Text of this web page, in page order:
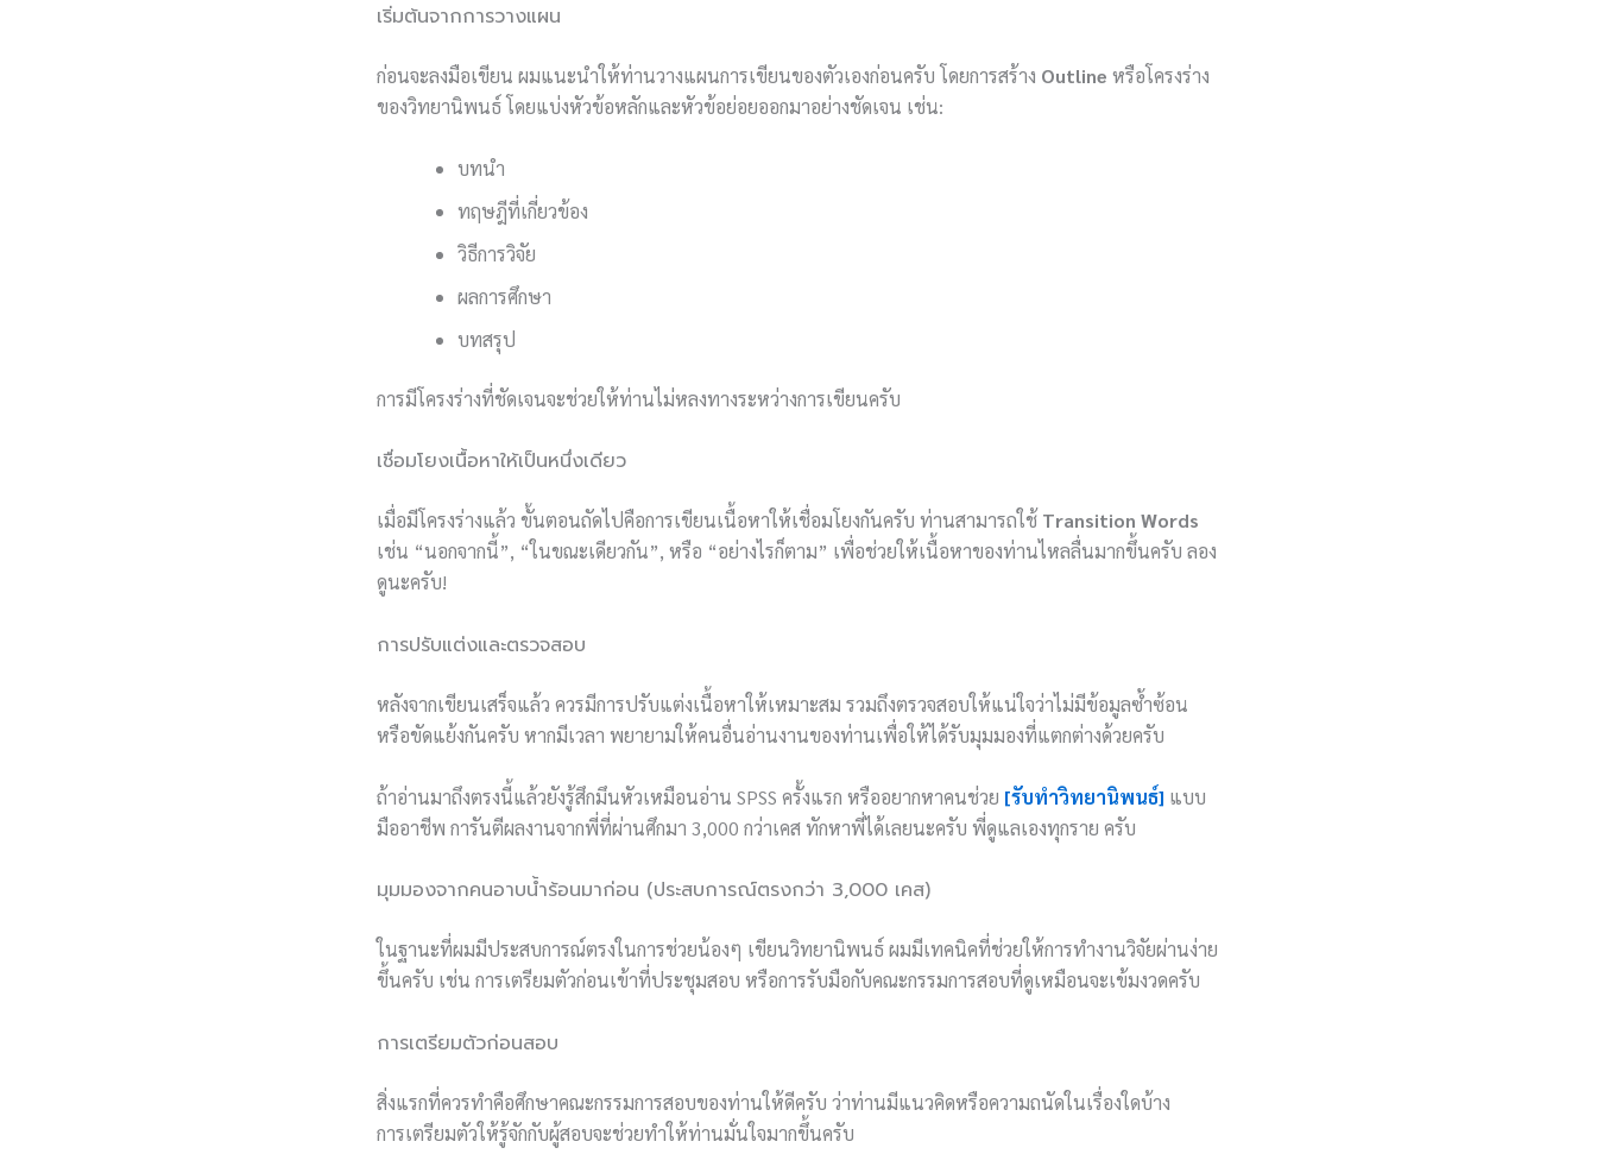
เริ่มต้นจากการวางแผน
ก่อนจะลงมือเขียน ผมแนะนำให้ท่านวางแผนการเขียนของตัวเองก่อนครับ โดยการสร้าง Outline หรือโครงร่าง
ของวิทยานิพนธ์ โดยแบ่งหัวข้อหลักและหัวข้อย่อยออกมาอย่างชัดเจน เช่น:
บทนำ
ทฤษฎีที่เกี่ยวข้อง
วิธีการวิจัย
ผลการศึกษา
บทสรุป
การมีโครงร่างที่ชัดเจนจะช่วยให้ท่านไม่หลงทางระหว่างการเขียนครับ
เชื่อมโยงเนื้อหาให้เป็นหนึ่งเดียว
เมื่อมีโครงร่างแล้ว ขั้นตอนถัดไปคือการเขียนเนื้อหาให้เชื่อมโยงกันครับ ท่านสามารถใช้ Transition Words
เช่น “นอกจากนี้”, “ในขณะเดียวกัน”, หรือ “อย่างไรก็ตาม” เพื่อช่วยให้เนื้อหาของท่านไหลลื่นมากขึ้นครับ ลอง
ดูนะครับ!
การปรับแต่งและตรวจสอบ
หลังจากเขียนเสร็จแล้ว ควรมีการปรับแต่งเนื้อหาให้เหมาะสม รวมถึงตรวจสอบให้แน่ใจว่าไม่มีข้อมูลซ้ำซ้อน
หรือขัดแย้งกันครับ หากมีเวลา พยายามให้คนอื่นอ่านงานของท่านเพื่อให้ได้รับมุมมองที่แตกต่างด้วยครับ
ถ้าอ่านมาถึงตรงนี้แล้วยังรู้สึกมึนหัวเหมือนอ่าน SPSS ครั้งแรก หรืออยากหาคนช่วย [รับทำวิทยานิพนธ์] แบบ
มืออาชีพ การันตีผลงานจากพี่ที่ผ่านศึกมา 3,000 กว่าเคส ทักหาพี่ได้เลยนะครับ พี่ดูแลเองทุกราย ครับ
มุมมองจากคนอาบน้ำร้อนมาก่อน (ประสบการณ์ตรงกว่า 3,000 เคส)
ในฐานะที่ผมมีประสบการณ์ตรงในการช่วยน้องๆ เขียนวิทยานิพนธ์ ผมมีเทคนิคที่ช่วยให้การทำงานวิจัยผ่านง่าย
ขึ้นครับ เช่น การเตรียมตัวก่อนเข้าที่ประชุมสอบ หรือการรับมือกับคณะกรรมการสอบที่ดูเหมือนจะเข้มงวดครับ
การเตรียมตัวก่อนสอบ
สิ่งแรกที่ควรทำคือศึกษาคณะกรรมการสอบของท่านให้ดีครับ ว่าท่านมีแนวคิดหรือความถนัดในเรื่องใดบ้าง
การเตรียมตัวให้รู้จักกับผู้สอบจะช่วยทำให้ท่านมั่นใจมากขึ้นครับ